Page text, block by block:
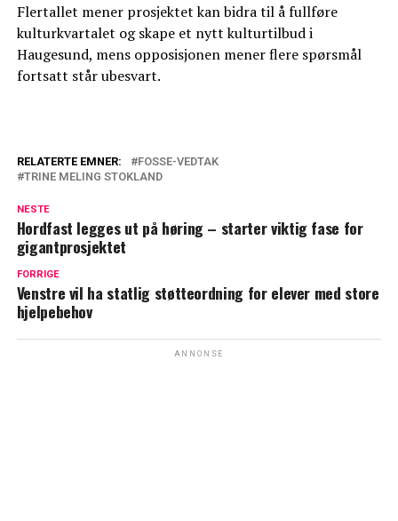
Flertallet mener prosjektet kan bidra til å fullføre
kulturkvartalet og skape et nytt kulturtilbud i
Haugesund, mens opposisjonen mener flere spørsmål
fortsatt står ubesvart.
RELATERTE EMNER:
FOSSE-VEDTAK
TRINE MELING STOKLAND
NESTE
Hordfast legges ut på høring – starter viktig fase for
gigantprosjektet
FORRIGE
Venstre vil ha statlig støtteordning for elever med store
hjelpebehov
ANNONSE